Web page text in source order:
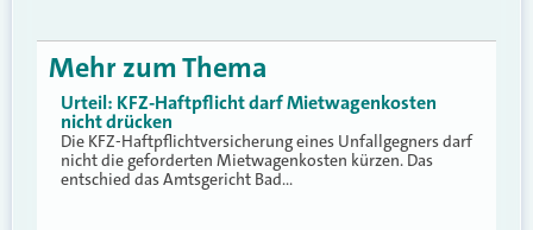
Mehr zum Thema
Urteil: KFZ-Haftpflicht darf Mietwagenkosten
nicht drücken
Die KFZ-Haftpflichtversicherung eines Unfallgegners darf
nicht die geforderten Mietwagenkosten kürzen. Das
entschied das Amtsgericht Bad…